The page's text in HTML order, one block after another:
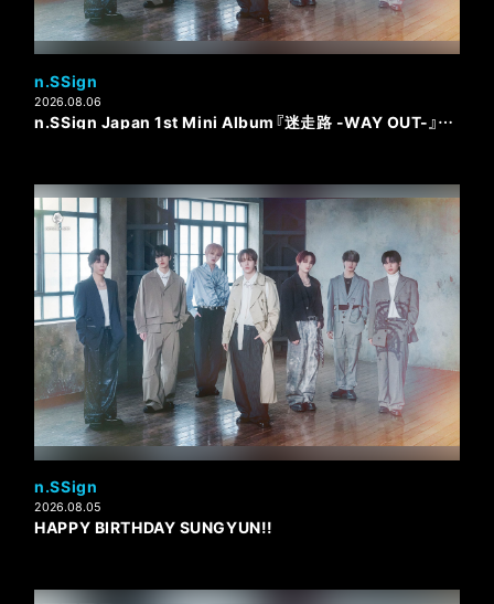
n.SSign
2026.08.06
n.SSign Japan 1st Mini Album『迷走路 -WAY OUT-』リリース記念「メンバー個別ロングお話し会」開催決定！
n.SSign
2026.08.05
HAPPY BIRTHDAY SUNGYUN!!